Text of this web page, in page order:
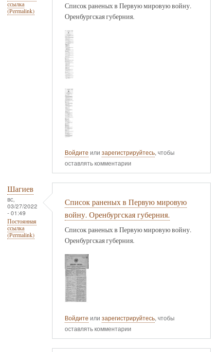
ссылка
(Permalink)
Список раненых в Первую мировую войну.
Оренбургская губерния.
Войдите или зарегистрируйтесь, чтобы
оставлять комментарии
Шагиев
вс,
03/27/2022
- 01:49
Постоянная
ссылка
(Permalink)
Список раненых в Первую мировую
войну. Оренбургская губерния.
Список раненых в Первую мировую войну.
Оренбургская губерния.
Войдите или зарегистрируйтесь, чтобы
оставлять комментарии